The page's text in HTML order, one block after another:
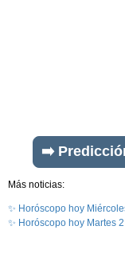
➡️
Más noticias:
✨ Horóscopo hoy
✨ Horóscopo hoy Martes